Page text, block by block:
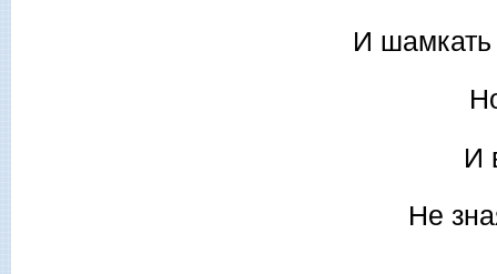
И шамкать
И
Не